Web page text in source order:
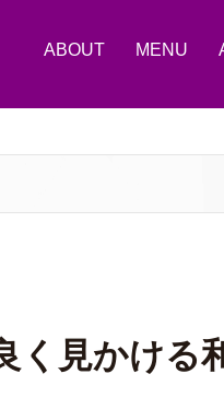
ABOUT MENU
く見かける